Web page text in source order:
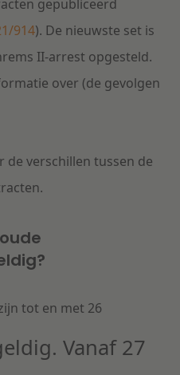
gepubliceerd
914). De nieuwste set is
II-arrest opgesteld.
over (de gevolgen
de verschillen tussen de
tot en met 26
Vanaf 27